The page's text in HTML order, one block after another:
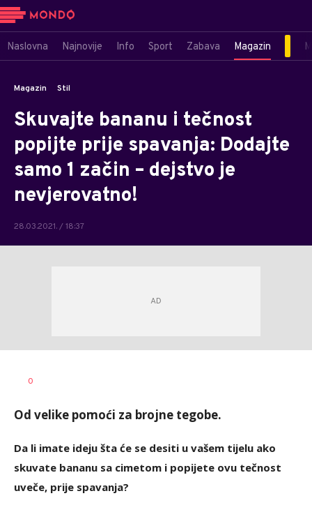
Naslovna Najnovije Info Sport Zabava Magazin
Magazin Stil
Skuvajte bananu i tečnost
popijte prije spavanja: Dodajte
samo 1 začin – dejstvo je
nevjerovatno!
28.03.2021. / 18:37
AUTOR
0
Od velike pomoći za brojne tegobe.
Da li imate ideju šta će se desiti u vašem tijelu ako
skuvate bananu sa cimetom i popijete ovu tečnost
uveče, prije spavanja?